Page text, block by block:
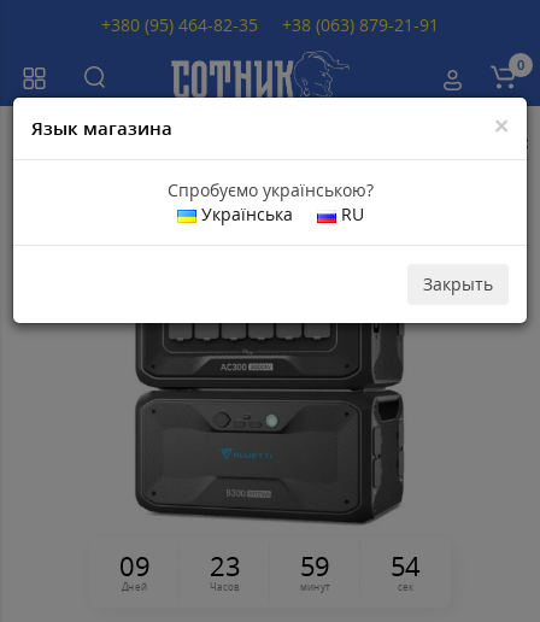
0
Зарядная станция BLUETTI AC300 +
×
Язык магазина
Спробуємо українською?
Українська
RU
Закрыть
09
Дней
23
Часов
59
минут
54
сек
+380 (95) 464-82-35 +38 (063) 879-21-91